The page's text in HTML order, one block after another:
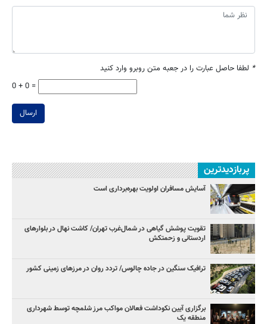
* لطفا حاصل عبارت را در جعبه متن روبرو وارد کنید
0 + 0 =
ارسال
پربازدیدترین
آسایش مسافران اولویت بهره‌برداری است
تقویت پوشش گیاهی در شمال‌غرب تهران/ کاشت نهال در بلوارهای
اردستانی و زحمتکش
ترافیک سنگین در جاده چالوس/ تردد روان در مرزهای زمینی کشور
برگزاری آیین نکوداشت فعالان مواکب مرز شلمچه توسط شهرداری
منطقه یک